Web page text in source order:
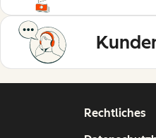
Rechtliches